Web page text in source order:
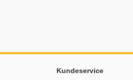
informasjon og
Kundeservice